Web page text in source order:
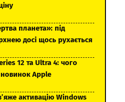
планета»: під
досі щось рухається
12 та Ultra 4: чого
новинок Apple
активацію Windows